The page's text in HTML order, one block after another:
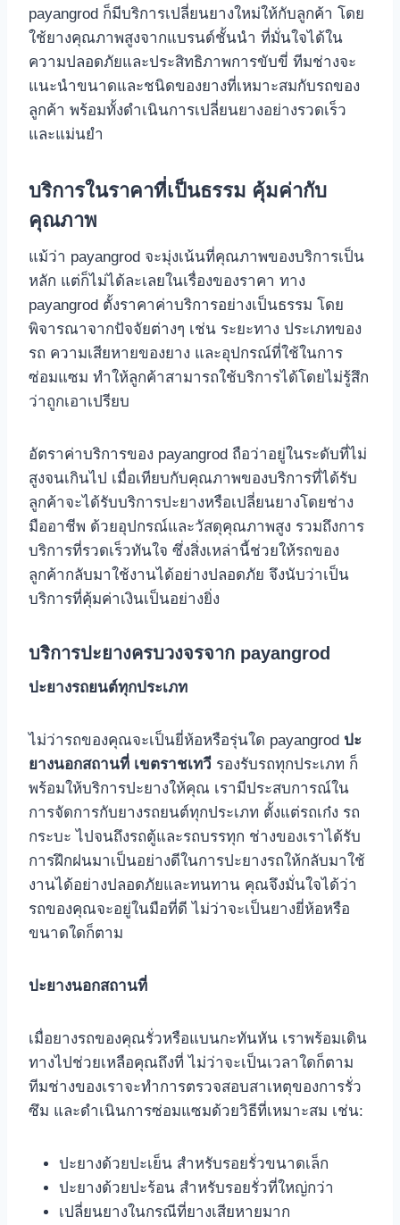
payangrod ก็มีบริการเปลี่ยนยางใหม่ให้กับลูกค้า โดย
ใช้ยางคุณภาพสูงจากแบรนด์ชั้นนํา ที่มั่นใจได้ใน
ความปลอดภัยและประสิทธิภาพการขับขี่ ทีมช่างจะ
แนะนําขนาดและชนิดของยางที่เหมาะสมกับรถของ
ลูกค้า พร้อมทั้งดําเนินการเปลี่ยนยางอย่างรวดเร็ว
และแม่นยํา
บริการในราคาที่เป็นธรรม คุ้มค่ากับ
คุณภาพ
แม้ว่า payangrod จะมุ่งเน้นที่คุณภาพของบริการเป็น
หลัก แต่ก็ไม่ได้ละเลยในเรื่องของราคา ทาง
payangrod ตั้งราคาค่าบริการอย่างเป็นธรรม โดย
พิจารณาจากปัจจัยต่างๆ เช่น ระยะทาง ประเภทของ
รถ ความเสียหายของยาง และอุปกรณ์ที่ใช้ในการ
ซ่อมแซม ทําให้ลูกค้าสามารถใช้บริการได้โดยไม่รู้สึก
ว่าถูกเอาเปรียบ
อัตราค่าบริการของ payangrod ถือว่าอยู่ในระดับที่ไม่
สูงจนเกินไป เมื่อเทียบกับคุณภาพของบริการที่ได้รับ
ลูกค้าจะได้รับบริการปะยางหรือเปลี่ยนยางโดยช่าง
มืออาชีพ ด้วยอุปกรณ์และวัสดุคุณภาพสูง รวมถึงการ
บริการที่รวดเร็วทันใจ ซึ่งสิ่งเหล่านี้ช่วยให้รถของ
ลูกค้ากลับมาใช้งานได้อย่างปลอดภัย จึงนับว่าเป็น
บริการที่คุ้มค่าเงินเป็นอย่างยิ่ง
บริการปะยางครบวงจรจาก payangrod
ปะยางรถยนต์ทุกประเภท
ไม่ว่ารถของคุณจะเป็นยี่ห้อหรือรุ่นใด payangrod ปะ
ยางนอกสถานที่ เขตราชเทวี รองรับรถทุกประเภท ก็
พร้อมให้บริการปะยางให้คุณ เรามีประสบการณ์ใน
การจัดการกับยางรถยนต์ทุกประเภท ตั้งแต่รถเก๋ง รถ
กระบะ ไปจนถึงรถตู้และรถบรรทุก ช่างของเราได้รับ
การฝึกฝนมาเป็นอย่างดีในการปะยางรถให้กลับมาใช้
งานได้อย่างปลอดภัยและทนทาน คุณจึงมั่นใจได้ว่า
รถของคุณจะอยู่ในมือที่ดี ไม่ว่าจะเป็นยางยี่ห้อหรือ
ขนาดใดก็ตาม
ปะยางนอกสถานที่
เมื่อยางรถของคุณรั่วหรือแบนกะทันหัน เราพร้อมเดิน
ทางไปช่วยเหลือคุณถึงที่ ไม่ว่าจะเป็นเวลาใดก็ตาม
ทีมช่างของเราจะทำการตรวจสอบสาเหตุของการรั่ว
ซึม และดำเนินการซ่อมแซมด้วยวิธีที่เหมาะสม เช่น:
ปะยางด้วยปะเย็น สำหรับรอยรั่วขนาดเล็ก
ปะยางด้วยปะร้อน สำหรับรอยรั่วที่ใหญ่กว่า
เปลี่ยนยางในกรณีที่ยางเสียหายมาก